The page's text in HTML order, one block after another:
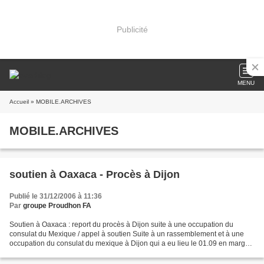
Publicité
MENU
Accueil » MOBILE.ARCHIVES
MOBILE.ARCHIVES
soutien à Oaxaca - Procès à Dijon
Publié le 31/12/2006 à 11:36
Par groupe Proudhon FA
Soutien à Oaxaca : report du procès à Dijon suite à une occupation du
consulat du Mexique / appel à soutien Suite à un rassemblement et à une
occupation du consulat du mexique à Dijon qui a eu lieu le 01.09 en marge